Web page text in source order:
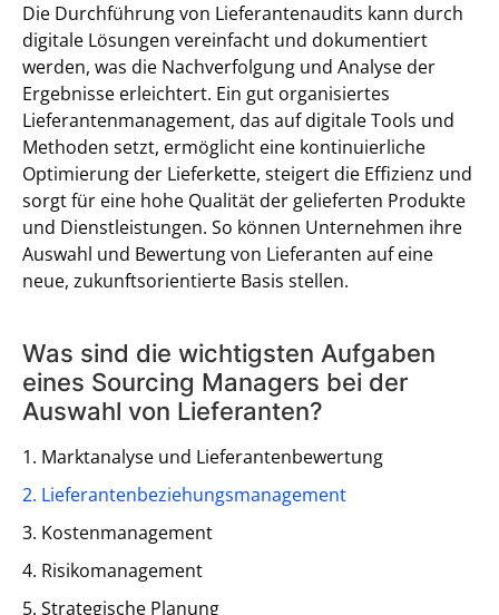
Die Durchführung von Lieferantenaudits kann durch
digitale Lösungen vereinfacht und dokumentiert
werden, was die Nachverfolgung und Analyse der
Ergebnisse erleichtert. Ein gut organisiertes
Lieferantenmanagement, das auf digitale Tools und
Methoden setzt, ermöglicht eine kontinuierliche
Optimierung der Lieferkette, steigert die Effizienz und
sorgt für eine hohe Qualität der gelieferten Produkte
und Dienstleistungen. So können Unternehmen ihre
Auswahl und Bewertung von Lieferanten auf eine
neue, zukunftsorientierte Basis stellen.
Was sind die wichtigsten Aufgaben
eines Sourcing Managers bei der
Auswahl von Lieferanten?
1. Marktanalyse und Lieferantenbewertung
2. Lieferantenbeziehungsmanagement
3. Kostenmanagement
4. Risikomanagement
5. Strategische Planung